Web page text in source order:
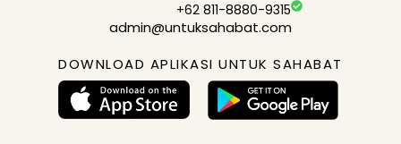
+62 811-8880-9315
admin@untuksahabat.com
DOWNLOAD APLIKASI UNTUK SAHABAT